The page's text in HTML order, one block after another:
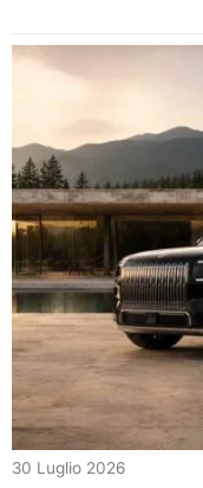
30 Luglio 2026